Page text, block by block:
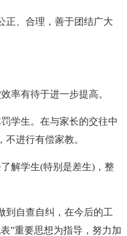
正、合理，善于团结广大
率有待于进一步提高。
学生。在与家长的交往中
进行有偿家教。
解学生(特别是差生)，整
到自查自纠，在今后的工
”重要思想为指导，努力加